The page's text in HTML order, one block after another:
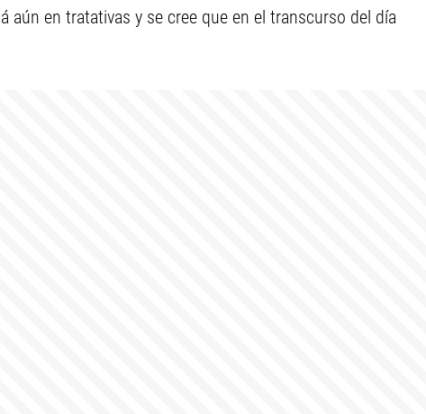
aún en tratativas y se cree que en el transcurso del día